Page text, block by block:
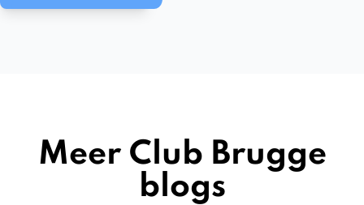
Meer Club Brugge
blogs